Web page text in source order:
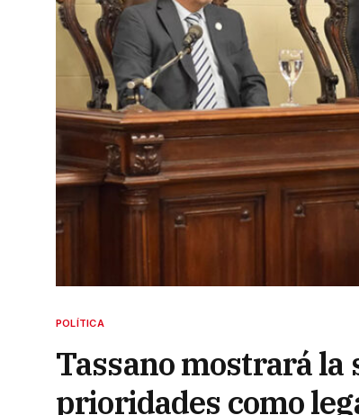
POLÍTICA
Tassano mostrará la
prioridades como